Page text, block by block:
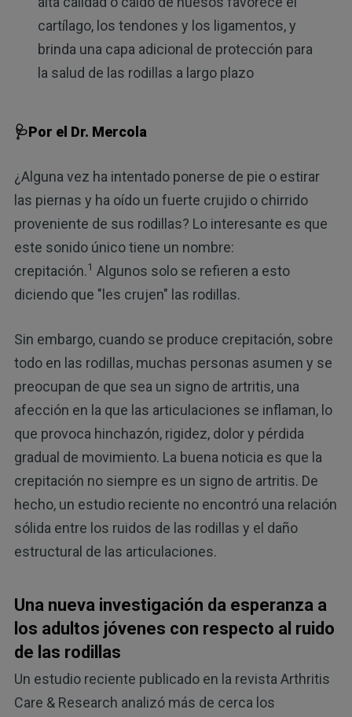
cartílago, los tendones y los ligamentos, y
brinda una capa adicional de protección para
la salud de las rodillas a largo plazo
🩺Por el Dr. Mercola
¿Alguna vez ha intentado ponerse de pie o estirar
las piernas y ha oído un fuerte crujido o chirrido
proveniente de sus rodillas? Lo interesante es que
este sonido único tiene un nombre:
crepitación.1 Algunos solo se refieren a esto
diciendo que "les crujen" las rodillas.
Sin embargo, cuando se produce crepitación, sobre
todo en las rodillas, muchas personas asumen y se
preocupan de que sea un signo de artritis, una
afección en la que las articulaciones se inflaman, lo
que provoca hinchazón, rigidez, dolor y pérdida
gradual de movimiento. La buena noticia es que la
crepitación no siempre es un signo de artritis. De
hecho, un estudio reciente no encontró una relación
sólida entre los ruidos de las rodillas y el daño
estructural de las articulaciones.
Una nueva investigación da esperanza a
los adultos jóvenes con respecto al ruido
de las rodillas
Un estudio reciente publicado en la revista Arthritis
Care & Research analizó más de cerca los